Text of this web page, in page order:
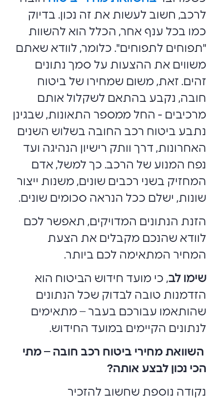
לרכב, חשוב לעשות את זה נכון. בדיוק
כמו בכל ענף אחר, הכלל הוא להשוות
"תפוחים לתפוחים". כלומר, לוודא שאתם
משווים את ההצעות על סמך נתונים
זהים. זאת, משום שמחירו של ביטוח
חובה, נקבע בהתאם לשקלול אותם
מרכיבים - החל ממספר התאונות, שבגינן
נתבע ביטוח רכב החובה בשלוש השנים
האחרונות, דרך וותק רישיון הנהיגה ועד
נפח המנוע של הרכב. כך למשל, אדם
המחזיק בשני רכבים שונים, משנות ייצור
שונות, ישלם ככל הנראה סכומים שונים.
הזנת הנתונים המדויקים, תאפשר לכם
לוודא שהנכם מקבלים את הצעת
המחיר המתאימה לכם ביותר.
שימו לב, כי מועד חידוש הביטוח הוא
הזדמנות טובה לבדוק שכל הנתונים
שהותאמו עבורכם בעבר – מתאימים
לנתונים הקיימים במועד החידוש.
השוואת מחירי ביטוח רכב חובה – מתי
הכי נכון לבצע אותה?
נקודה נוספת שחשוב להזכיר